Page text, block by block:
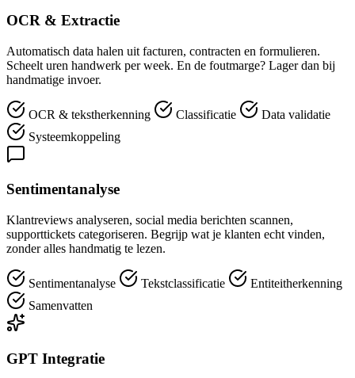
OCR & Extractie
Automatisch data halen uit facturen, contracten en formulieren.
Scheelt uren handwerk per week. En de foutmarge? Lager dan bij
handmatige invoer.
OCR & tekstherkenning Classificatie
Data validatie
Systeemkoppeling
Sentimentanalyse
Klantreviews analyseren, social media berichten scannen,
supporttickets categoriseren. Begrijp wat je klanten echt vinden,
zonder alles handmatig te lezen.
Sentimentanalyse Tekstclassificatie
Entiteitherkenning
Samenvatten
GPT Integratie